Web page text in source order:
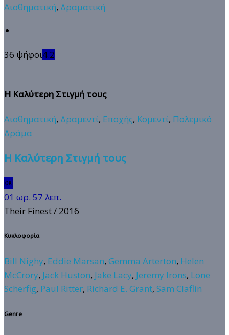
Αισθηματική, Δραματική
36 ψήφοι4.2
Η Καλύτερη Στιγμή τους
Αισθηματική, Δραμεντί, Εποχής, Κομεντί, Πολεμικό
Δράμα
Η Καλύτερη Στιγμή τους
🆗
01 ωρ. 57 λεπ.
Their Finest/ 2016
Κυκλοφορία
Bill Nighy, Eddie Marsan, Gemma Arterton, Helen
McCrory, Jack Huston, Jake Lacy, Jeremy Irons, Lone
Scherfig, Paul Ritter, Richard E. Grant, Sam Claflin
Genre